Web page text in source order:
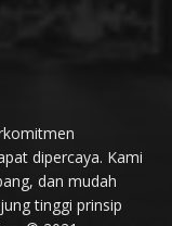
dipercaya. Kami
dan mudah
tinggi prinsip